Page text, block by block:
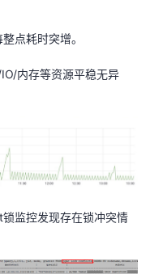
点耗时突增。
内存等资源平稳无异
锁监控发现存在锁冲突情